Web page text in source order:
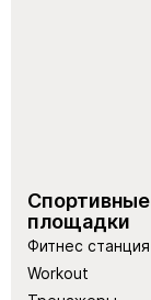
Спортивные
площадки
Фитнес станция
Workout